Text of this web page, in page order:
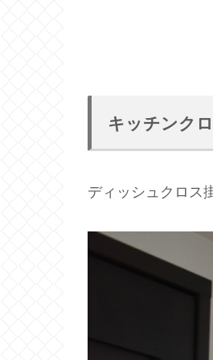
キッチンク
ディッシュクロス